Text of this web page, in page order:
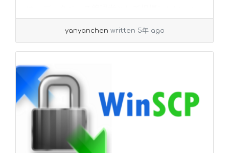
yanyanchen written 5年 ago